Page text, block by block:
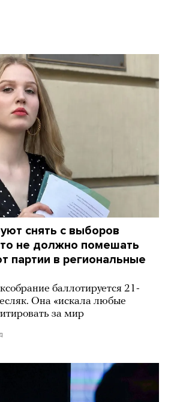
снять с выборов
не должно помешать
партии в региональные
баллотируется 21-
Она «искала любые
за мир